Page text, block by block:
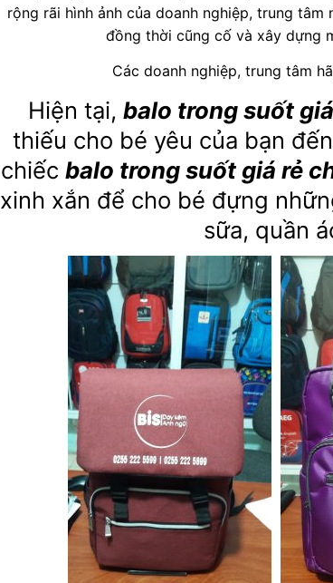
rộng rãi hình ảnh của doanh nghiệp, trung
đồng thời cũng cố và xây dựng
Các doanh nghiệp, trung tâm
Hiện tại, balo trong suốt
thiếu cho bé yêu của bạn
chiếc balo trong suốt giá rẻ
xinh xắn để cho bé đựng
sữa, quần